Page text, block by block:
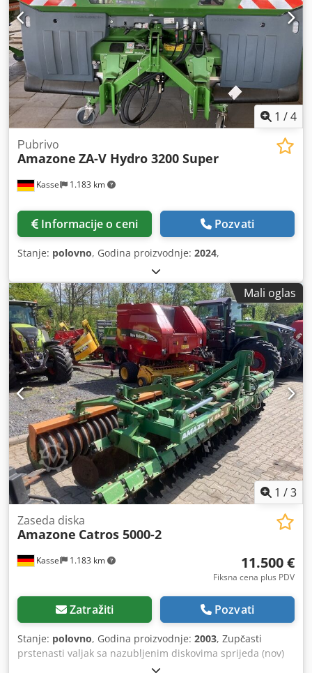
1 /4
Kassel 1.183 km
Рubrivo
Amazone ZA-V Hydro 3200 Super
Informacije o ceni Pozvati
Stanje: polovno, Godina proizvodnje: 2024,
Mali oglas
1 /3
Kassel 1.183 km
Zaseda diska
Amazone Catros 5000-2
11.500 €
Fiksna cena plus PDV
Zatražiti Pozvati
Stanje: polovno, Godina proizvodnje: 2003, Zupčasti
prstenasti valjak sa nazubljenim diskovima sprijeda (nov)